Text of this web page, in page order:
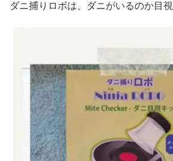
ダニ捕りロボは、ダニがいるのか目